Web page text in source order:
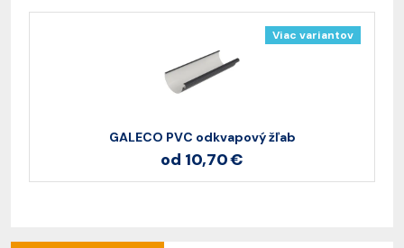
Viac variantov
GALECO PVC odkvapový žľab
od 10,70 €